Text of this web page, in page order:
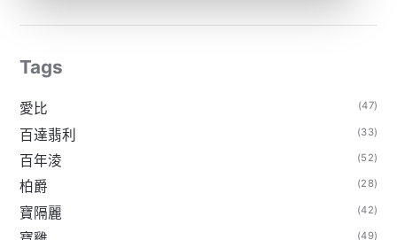
Tags
愛比 (47)
百達翡利 (33)
百年淩 (52)
柏爵 (28)
寶隔麗 (42)
(49)